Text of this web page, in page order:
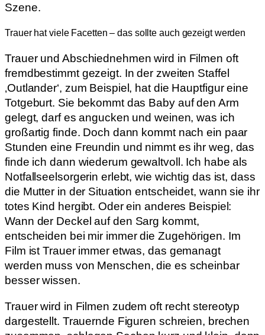
Szene.
Trauer hat viele Facetten – das sollte auch gezeigt werden
Trauer und Abschiednehmen wird in Filmen oft
fremdbestimmt gezeigt. In der zweiten Staffel
‚Outlander‘, zum Beispiel, hat die Hauptfigur eine
Totgeburt. Sie bekommt das Baby auf den Arm
gelegt, darf es angucken und weinen, was ich
großartig finde. Doch dann kommt nach ein paar
Stunden eine Freundin und nimmt es ihr weg, das
finde ich dann wiederum gewaltvoll. Ich habe als
Notfallseelsorgerin erlebt, wie wichtig das ist, dass
die Mutter in der Situation entscheidet, wann sie ihr
totes Kind hergibt. Oder ein anderes Beispiel:
Wann der Deckel auf den Sarg kommt,
entscheiden bei mir immer die Zugehörigen. Im
Film ist Trauer immer etwas, das gemanagt
werden muss von Menschen, die es scheinbar
besser wissen.
Trauer wird in Filmen zudem oft recht stereotyp
dargestellt. Trauernde Figuren schreien, brechen